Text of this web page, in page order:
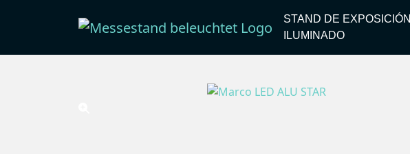
STAND DE EXPOSICIÓN
ILUMINADO